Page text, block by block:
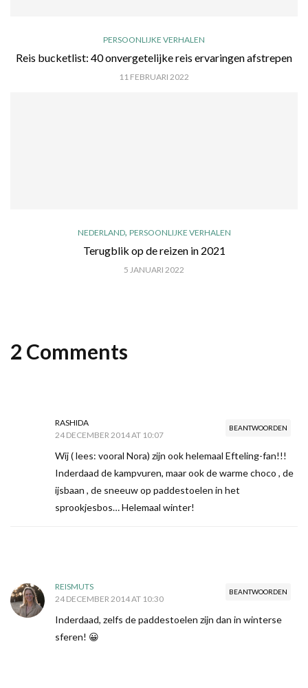
PERSOONLIJKE VERHALEN
Reis bucketlist: 40 onvergetelijke reis ervaringen afstrepen
11 FEBRUARI 2022
NEDERLAND, PERSOONLIJKE VERHALEN
Terugblik op de reizen in 2021
5 JANUARI 2022
2 Comments
BEANTWOORDEN
RASHIDA
24 DECEMBER 2014 AT 10:07
Wij ( lees: vooral Nora) zijn ook helemaal Efteling-fan!!!
Inderdaad de kampvuren, maar ook de warme choco , de
ijsbaan , de sneeuw op paddestoelen in het
sprookjesbos… Helemaal winter!
BEANTWOORDEN
REISMUTS
24 DECEMBER 2014 AT 10:30
Inderdaad, zelfs de paddestoelen zijn dan in winterse
sferen! 😀